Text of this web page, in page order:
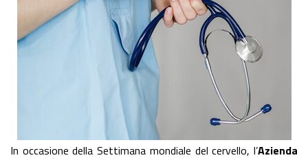
In occasione della Settimana mondiale del cervello, l’Azienda